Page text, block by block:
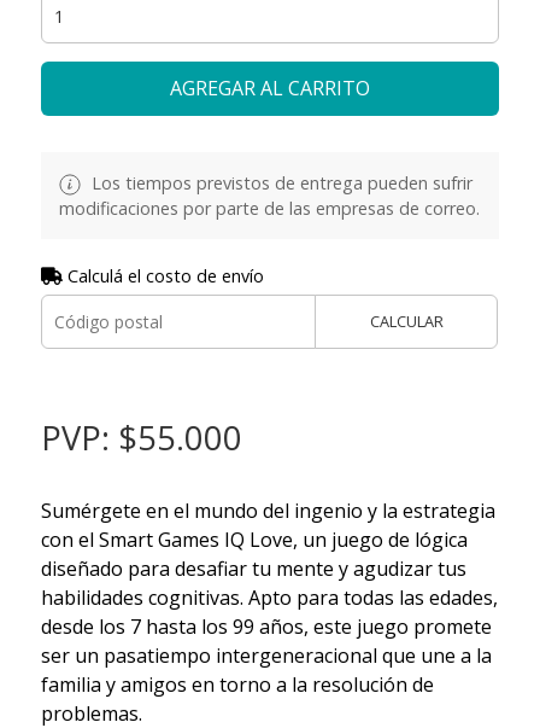
AGREGAR AL CARRITO
Los tiempos previstos de entrega pueden sufrir
modificaciones por parte de las empresas de correo.
Calculá el costo de envío
CALCULAR
PVP: $55.000
Sumérgete en el mundo del ingenio y la estrategia
con el Smart Games IQ Love, un juego de lógica
diseñado para desafiar tu mente y agudizar tus
habilidades cognitivas. Apto para todas las edades,
desde los 7 hasta los 99 años, este juego promete
ser un pasatiempo intergeneracional que une a la
familia y amigos en torno a la resolución de
problemas.